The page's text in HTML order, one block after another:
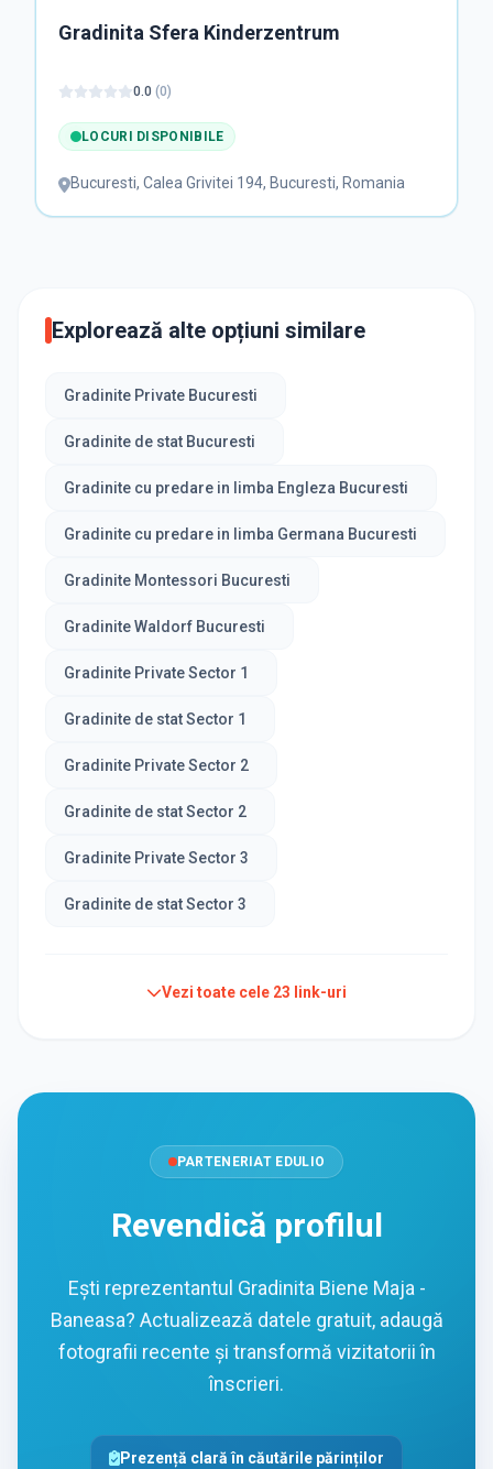
Gradinita Sfera Kinderzentrum
0.0 (0)
LOCURI DISPONIBILE
Bucuresti, Calea Grivitei 194, Bucuresti, Romania
Explorează alte opțiuni similare
Gradinite Private Bucuresti
Gradinite de stat Bucuresti
Gradinite cu predare in limba Engleza Bucuresti
Gradinite cu predare in limba Germana Bucuresti
Gradinite Montessori Bucuresti
Gradinite Waldorf Bucuresti
Gradinite Private Sector 1
Gradinite de stat Sector 1
Gradinite Private Sector 2
Gradinite de stat Sector 2
Gradinite Private Sector 3
Gradinite de stat Sector 3
Vezi toate cele 23 link-uri
PARTENERIAT EDULIO
Revendică profilul
Ești reprezentantul Gradinita Biene Maja -
Baneasa? Actualizează datele gratuit, adaugă
fotografii recente și transformă vizitatorii în
înscrieri.
Prezență clară în căutările părinților